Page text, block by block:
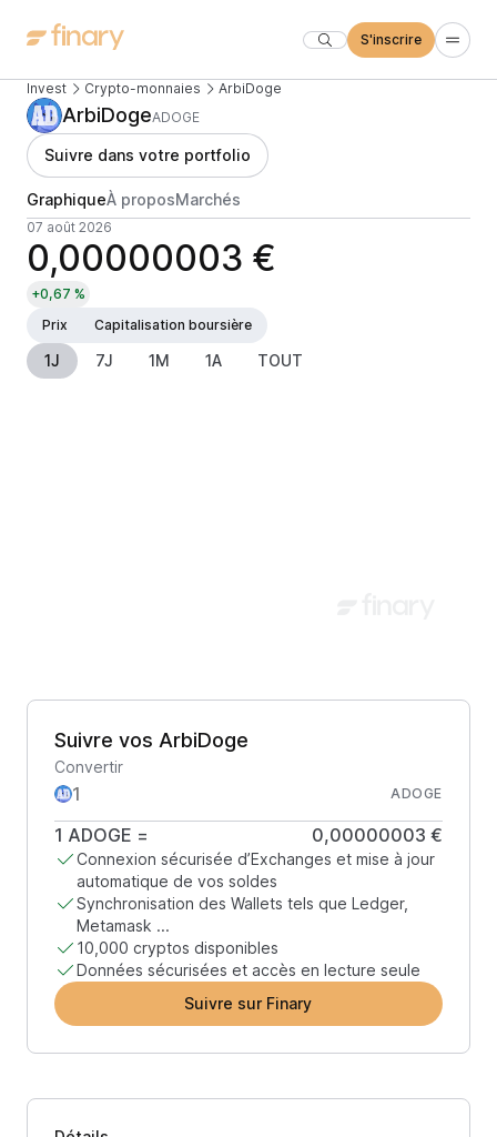
S'inscrire
Invest Crypto-monnaies ArbiDoge
ArbiDogeADOGE
Suivre dans votre portfolio
GraphiqueÀ proposMarchés
07 août 2026
0,00000003 €
+0,67 %
Prix
Capitalisation boursière
1J 7J 1M 1A TOUT
Suivre vos ArbiDoge
Convertir
ADOGE
1 ADOGE = 0,00000003 €
Connexion sécurisée d’Exchanges et mise à jour
automatique de vos soldes
Synchronisation des Wallets tels que Ledger,
Metamask ...
10,000 cryptos disponibles
Données sécurisées et accès en lecture seule
Suivre sur Finary